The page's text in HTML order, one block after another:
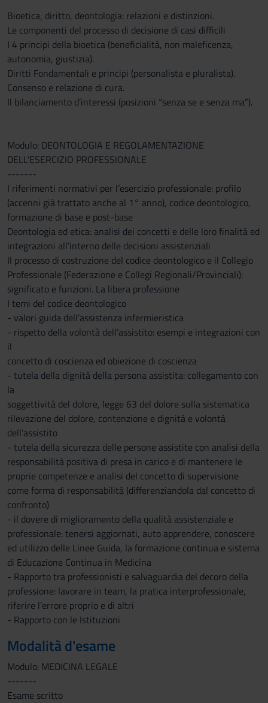
Bioetica, diritto, deontologia: relazioni e distinzioni.
Le componenti del processo di decisione di casi difficili
I 4 principi della bioetica (beneficialità, non maleficenza,
autonomia, giustizia).
Diritti Fondamentali e principi (personalista e pluralista).
Consenso e relazione di cura.
Il bilanciamento d’interessi (posizioni “senza se e senza ma”).
Modulo: DEONTOLOGIA E REGOLAMENTAZIONE
DELL'ESERCIZIO PROFESSIONALE
-------
I riferimenti normativi per l’esercizio professionale: profilo
(accenni già trattato anche al 1° anno), codice deontologico,
formazione di base e post-base
Deontologia ed etica: analisi dei concetti e delle loro finalità ed
integrazioni all’interno delle decisioni assistenziali
Il processo di costruzione del codice deontologico e il Collegio
Professionale (Federazione e Collegi Regionali/Provinciali):
significato e funzioni. La libera professione
I temi del codice deontologico
- valori guida dell’assistenza infermieristica
- rispetto della volontà dell’assistito: esempi e integrazioni con
il
concetto di coscienza ed obiezione di coscienza
- tutela della dignità della persona assistita: collegamento con
la
soggettività del dolore, legge 63 del dolore sulla sistematica
rilevazione del dolore, contenzione e dignità e volontà
dell’assistito
- tutela della sicurezza delle persone assistite con analisi della
responsabilità positiva di presa in carico e di mantenere le
proprie competenze e analisi del concetto di supervisione
come forma di responsabilità (differenziandola dal concetto di
confronto)
- il dovere di miglioramento della qualità assistenziale e
professionale: tenersi aggiornati, auto apprendere, conoscere
ed utilizzo delle Linee Guida, la formazione continua e sistema
di Educazione Continua in Medicina
- Rapporto tra professionisti e salvaguardia del decoro della
professione: lavorare in team, la pratica interprofessionale,
riferire l’errore proprio e di altri
- Rapporto con le Istituzioni
Modalità d'esame
Modulo: MEDICINA LEGALE
-------
Esame scritto